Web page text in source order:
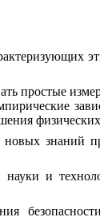
простые
физических
новых знаний
и